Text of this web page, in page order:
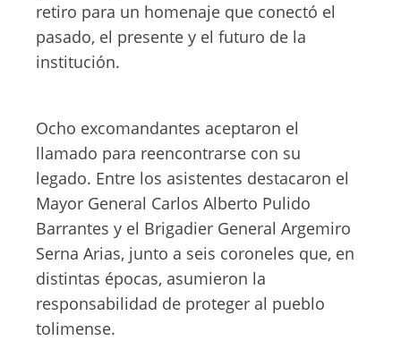
retiro para un homenaje que conectó el
pasado, el presente y el futuro de la
institución.
Ocho excomandantes aceptaron el
llamado para reencontrarse con su
legado. Entre los asistentes destacaron el
Mayor General Carlos Alberto Pulido
Barrantes y el Brigadier General Argemiro
Serna Arias, junto a seis coroneles que, en
distintas épocas, asumieron la
responsabilidad de proteger al pueblo
tolimense.